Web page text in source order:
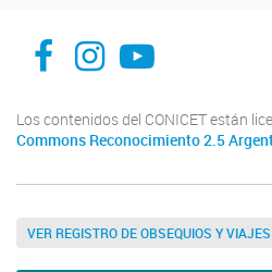
facebook
instagram
Youtube
Los contenidos del CONICET están
Commons Reconocimiento 2.5
VER REGISTRO DE OBSEQUIOS Y